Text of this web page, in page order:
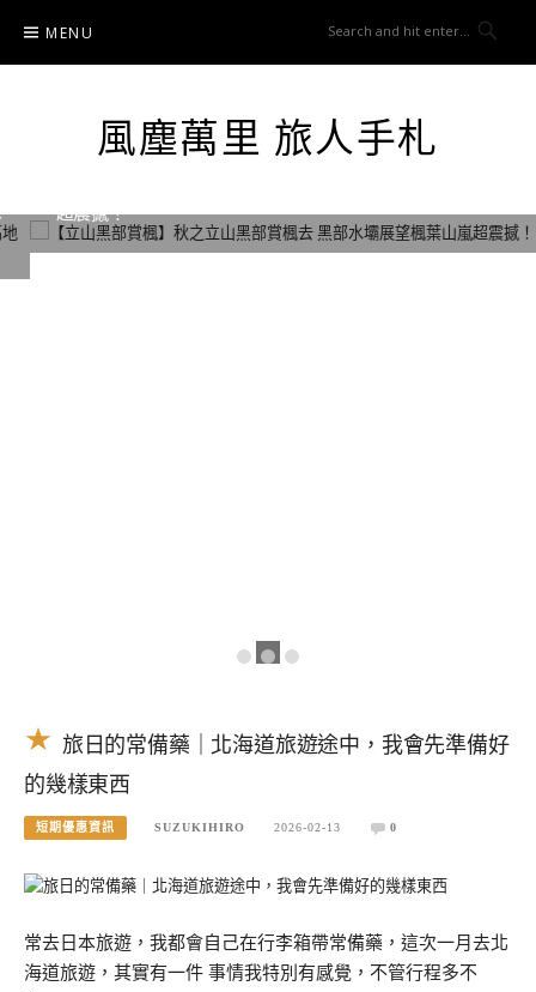
content
MENU
風塵萬里 旅人手札
日本中部.北陸吃喝玩樂
超震撼！
旅日的常備藥｜北海道旅遊途中，我會先準備好
的幾樣東西
短期優惠資訊 SUZUKIHIRO 2026-02-13 0
常去日本旅遊，我都會自己在行李箱帶常備藥，這次一月去北
海道旅遊，其實有一件 事情我特別有感覺，不管行程多不